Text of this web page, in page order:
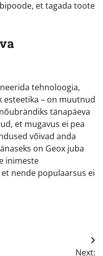
et tagada toote
tehnoloogia,
– on muutnud
tänapäeva
et mugavus ei pea
võivad anda
on Geox juba
inimeste
nende populaarsus ei
Next: